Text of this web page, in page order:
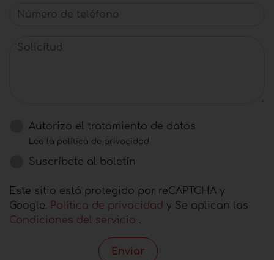
Número de teléfono
Solicitud
Autorizo ​​el tratamiento de datos
Lea la política de privacidad
Suscríbete al boletín
Este sitio está protegido por reCAPTCHA y
Google. Política de privacidad y Se aplican las
Condiciones del servicio .
Enviar